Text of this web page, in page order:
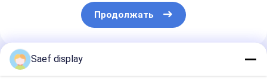
Продолжать
Порекомендованные Продукты
Saef display